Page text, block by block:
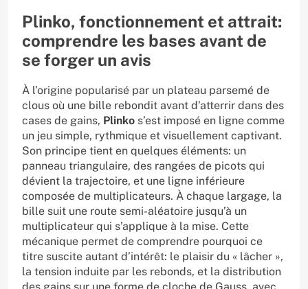
Plinko, fonctionnement et attrait:
comprendre les bases avant de
se forger un avis
À l’origine popularisé par un plateau parsemé de
clous où une bille rebondit avant d’atterrir dans des
cases de gains, Plinko s’est imposé en ligne comme
un jeu simple, rythmique et visuellement captivant.
Son principe tient en quelques éléments: un
panneau triangulaire, des rangées de picots qui
dévient la trajectoire, et une ligne inférieure
composée de multiplicateurs. À chaque largage, la
bille suit une route semi-aléatoire jusqu’à un
multiplicateur qui s’applique à la mise. Cette
mécanique permet de comprendre pourquoi ce
titre suscite autant d’intérêt: le plaisir du « lâcher »,
la tension induite par les rebonds, et la distribution